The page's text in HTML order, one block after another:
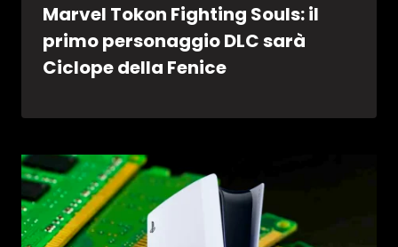
Marvel Tokon Fighting Souls: il
primo personaggio DLC sarà
Ciclope della Fenice